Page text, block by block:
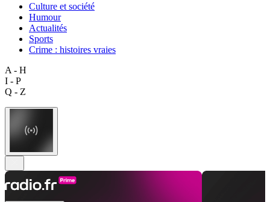
Culture et société
Humour
Actualités
Sports
Crime : histoires vraies
A - H
I - P
Q - Z